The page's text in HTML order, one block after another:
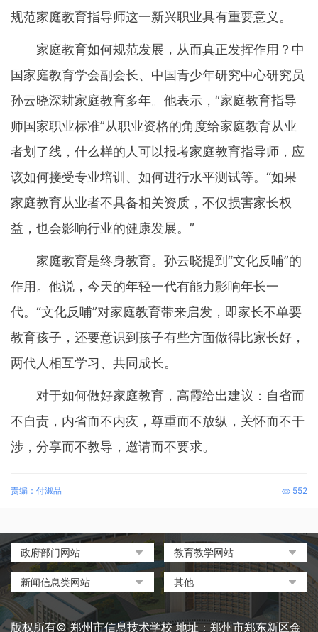
规范家庭教育指导师这一新兴职业具有重要意义。
家庭教育如何规范发展，从而真正发挥作用？中
国家庭教育学会副会长、中国青少年研究中心研究员
孙云晓深耕家庭教育多年。他表示，“家庭教育指导
师国家职业标准”从职业资格的角度给家庭教育从业
者划了线，什么样的人可以报考家庭教育指导师，应
该如何接受专业培训、如何进行水平测试等。“如果
家庭教育从业者不具备相关资质，不仅损害家长权
益，也会影响行业的健康发展。”
家庭教育是终身教育。孙云晓提到“文化反哺”的
作用。他说，今天的年轻一代有能力影响年长一
代。“文化反哺”对家庭教育带来启发，即家长不单要
教育孩子，还要意识到孩子有些方面做得比家长好，
两代人相互学习、共同成长。
对于如何做好家庭教育，高霞给出建议：自省而
不自责，内省而不内疚，尊重而不放纵，关怀而不干
涉，分享而不教导，邀请而不要求。
责编：付淑品 552
政府部门网站
中国政府网
河南省人民政府
郑州市人民政府
教育教学网站
教育部政府门户网站
中国职业教育与成人教育网
河南省教育厅
新闻信息类网站
环球网
凤凰网
其他
中央电化教育馆
中国教育和科研计算机网
版权所有© 郑州市信息技术学校 地址：郑州市郑东新区金